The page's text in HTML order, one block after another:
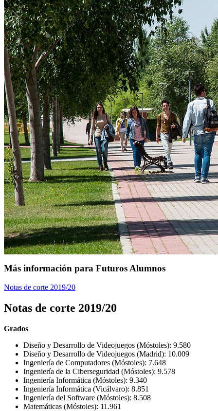
Más información para Futuros Alumnos
Notas de corte 2019/20
Notas de corte 2019/20
Grados
Diseño y Desarrollo de Videojuegos (Móstoles): 9.580
Diseño y Desarrollo de Videojuegos (Madrid): 10.009
Ingeniería de Computadores (Móstoles): 7.648
Ingeniería de la Ciberseguridad (Móstoles): 9.578
Ingeniería Informática (Móstoles): 9.340
Ingeniería Informática (Vicálvaro): 8.851
Ingeniería del Software (Móstoles): 8.508
Matemáticas (Móstoles): 11.961